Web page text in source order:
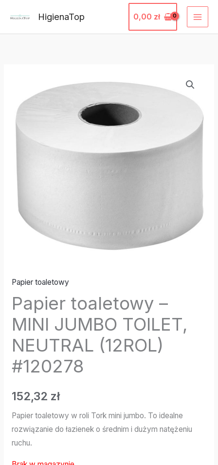
treści
HigienaTop 0,00 zł
Papier toaletowy
Papier toaletowy –
MINI JUMBO TOILET,
NEUTRAL (12ROL)
#120278
152,32 zł
Papier toaletowy w roli Tork mini jumbo. To idealne
rozwiązanie do łazienek o średnim i dużym natężeniu
ruchu.